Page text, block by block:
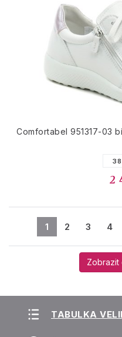
Comfortabel 951317-03
38
2
1 2 3 4
Zobrazit
TABULKA